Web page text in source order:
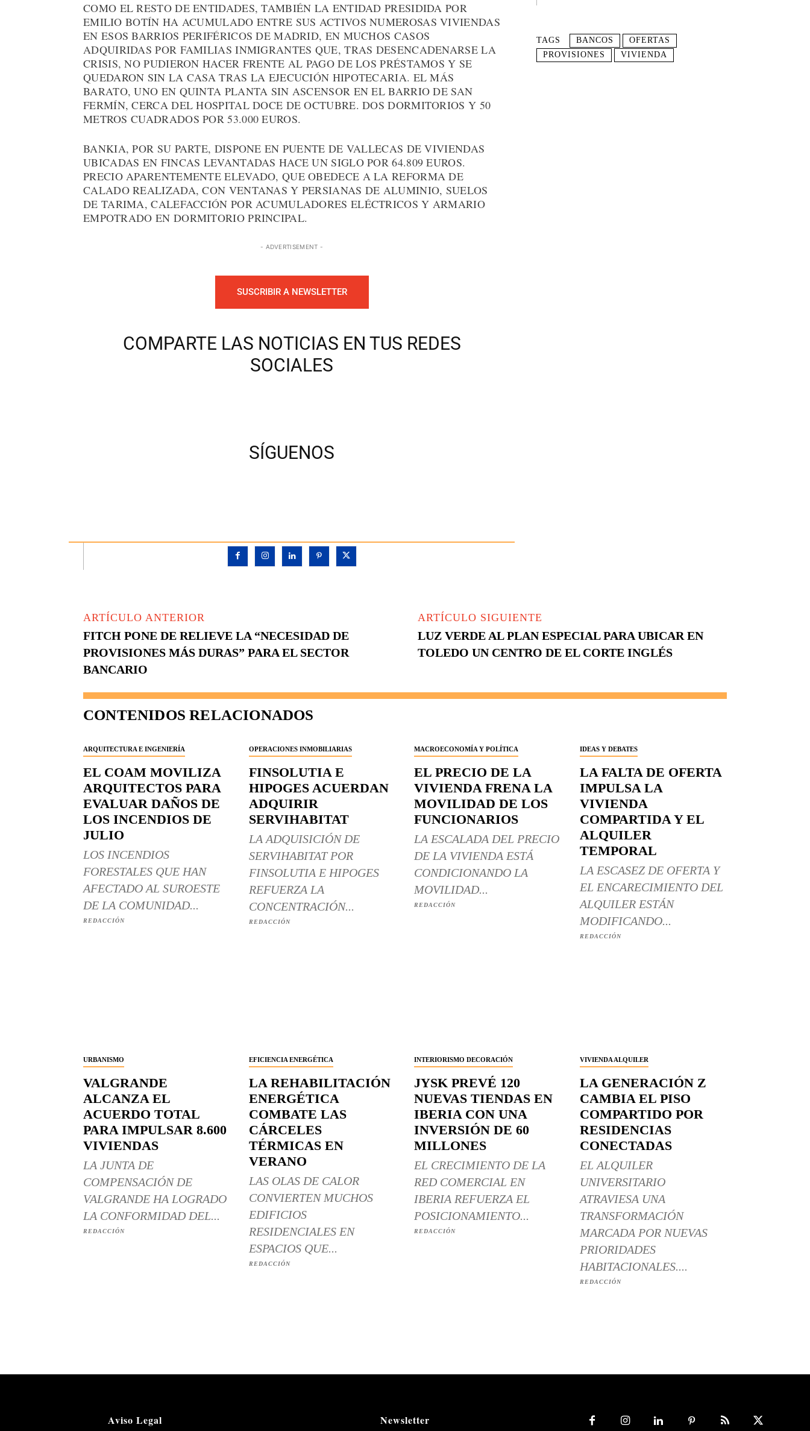
COMO EL RESTO DE ENTIDADES, TAMBIÉN LA ENTIDAD PRESIDIDA POR
EMILIO BOTÍN HA ACUMULADO ENTRE SUS ACTIVOS NUMEROSAS VIVIENDAS
EN ESOS BARRIOS PERIFÉRICOS DE MADRID, EN MUCHOS CASOS
ADQUIRIDAS POR FAMILIAS INMIGRANTES QUE, TRAS DESENCADENARSE LA
CRISIS, NO PUDIERON HACER FRENTE AL PAGO DE LOS PRÉSTAMOS Y SE
QUEDARON SIN LA CASA TRAS LA EJECUCIÓN HIPOTECARIA. EL MÁS
BARATO, UNO EN QUINTA PLANTA SIN ASCENSOR EN EL BARRIO DE SAN
FERMÍN, CERCA DEL HOSPITAL DOCE DE OCTUBRE. DOS DORMITORIOS Y 50
METROS CUADRADOS POR 53.000 EUROS.
BANKIA, POR SU PARTE, DISPONE EN PUENTE DE VALLECAS DE VIVIENDAS
UBICADAS EN FINCAS LEVANTADAS HACE UN SIGLO POR 64.809 EUROS.
PRECIO APARENTEMENTE ELEVADO, QUE OBEDECE A LA REFORMA DE
CALADO REALIZADA, CON VENTANAS Y PERSIANAS DE ALUMINIO, SUELOS
DE TARIMA, CALEFACCIÓN POR ACUMULADORES ELÉCTRICOS Y ARMARIO
EMPOTRADO EN DORMITORIO PRINCIPAL.
- ADVERTISEMENT -
SUSCRIBIR A NEWSLETTER
COMPARTE LAS NOTICIAS EN TUS REDES
SOCIALES
SÍGUENOS
TAGS BANCOS
OFERTAS
PROVISIONES
VIVIENDA
ARTÍCULO ANTERIOR
FITCH PONE DE RELIEVE LA “NECESIDAD DE
PROVISIONES MÁS DURAS” PARA EL SECTOR
BANCARIO
ARTÍCULO SIGUIENTE
LUZ VERDE AL PLAN ESPECIAL PARA UBICAR EN
TOLEDO UN CENTRO DE EL CORTE INGLÉS
CONTENIDOS RELACIONADOS
ARQUITECTURA E INGENIERÍA
EL COAM MOVILIZA
ARQUITECTOS PARA
EVALUAR DAÑOS DE
LOS INCENDIOS DE
JULIO
LOS INCENDIOS
FORESTALES QUE HAN
AFECTADO AL SUROESTE
DE LA COMUNIDAD...
REDACCIÓN
OPERACIONES INMOBILIARIAS
FINSOLUTIA E
HIPOGES ACUERDAN
ADQUIRIR
SERVIHABITAT
LA ADQUISICIÓN DE
SERVIHABITAT POR
FINSOLUTIA E HIPOGES
REFUERZA LA
CONCENTRACIÓN...
REDACCIÓN
MACROECONOMÍA Y POLÍTICA
EL PRECIO DE LA
VIVIENDA FRENA LA
MOVILIDAD DE LOS
FUNCIONARIOS
LA ESCALADA DEL PRECIO
DE LA VIVIENDA ESTÁ
CONDICIONANDO LA
MOVILIDAD...
REDACCIÓN
IDEAS Y DEBATES
LA FALTA DE OFERTA
IMPULSA LA
VIVIENDA
COMPARTIDA Y EL
ALQUILER
TEMPORAL
LA ESCASEZ DE OFERTA Y
EL ENCARECIMIENTO DEL
ALQUILER ESTÁN
MODIFICANDO...
REDACCIÓN
URBANISMO
VALGRANDE
ALCANZA EL
ACUERDO TOTAL
PARA IMPULSAR 8.600
VIVIENDAS
LA JUNTA DE
COMPENSACIÓN DE
VALGRANDE HA LOGRADO
LA CONFORMIDAD DEL...
REDACCIÓN
EFICIENCIA ENERGÉTICA
LA REHABILITACIÓN
ENERGÉTICA
COMBATE LAS
CÁRCELES
TÉRMICAS EN
VERANO
LAS OLAS DE CALOR
CONVIERTEN MUCHOS
EDIFICIOS
RESIDENCIALES EN
ESPACIOS QUE...
REDACCIÓN
INTERIORISMO DECORACIÓN
JYSK PREVÉ 120
NUEVAS TIENDAS EN
IBERIA CON UNA
INVERSIÓN DE 60
MILLONES
EL CRECIMIENTO DE LA
RED COMERCIAL EN
IBERIA REFUERZA EL
POSICIONAMIENTO...
REDACCIÓN
VIVIENDA ALQUILER
LA GENERACIÓN Z
CAMBIA EL PISO
COMPARTIDO POR
RESIDENCIAS
CONECTADAS
EL ALQUILER
UNIVERSITARIO
ATRAVIESA UNA
TRANSFORMACIÓN
MARCADA POR NUEVAS
PRIORIDADES
HABITACIONALES....
REDACCIÓN
Aviso Legal Newsletter